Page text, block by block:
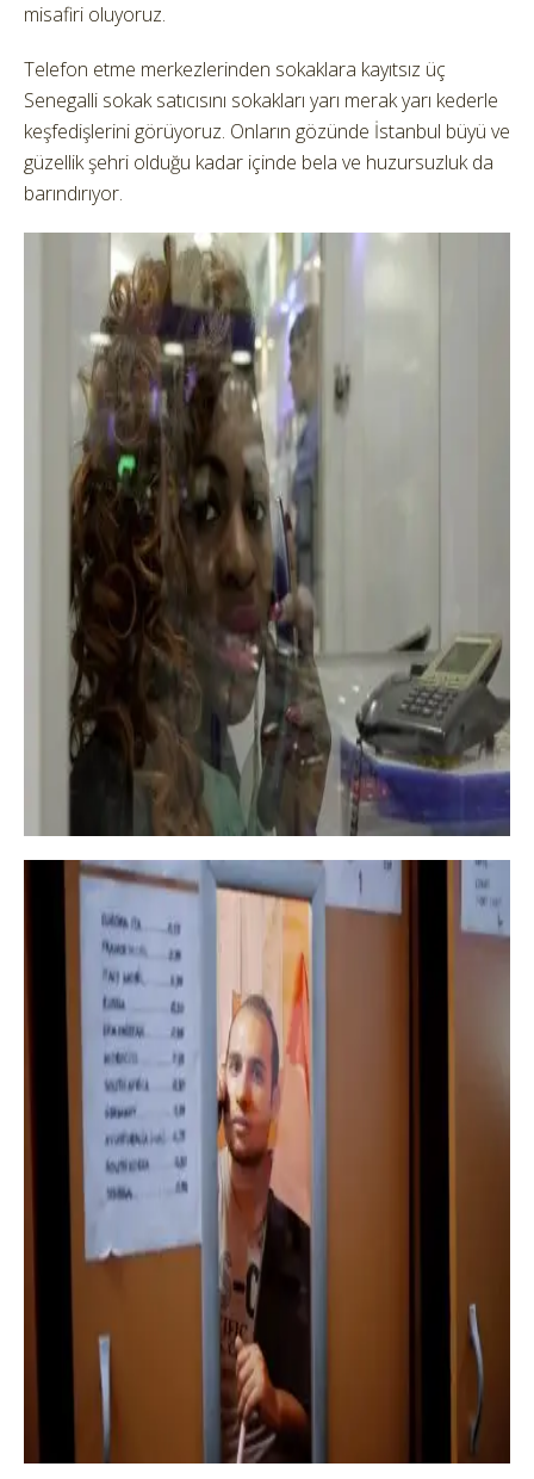
misafiri oluyoruz.
Telefon etme merkezlerinden sokaklara kayıtsız üç
Senegalli sokak satıcısını sokakları yarı merak yarı kederle
keşfedişlerini görüyoruz. Onların gözünde İstanbul büyü ve
güzellik şehri olduğu kadar içinde bela ve huzursuzluk da
barındırıyor.